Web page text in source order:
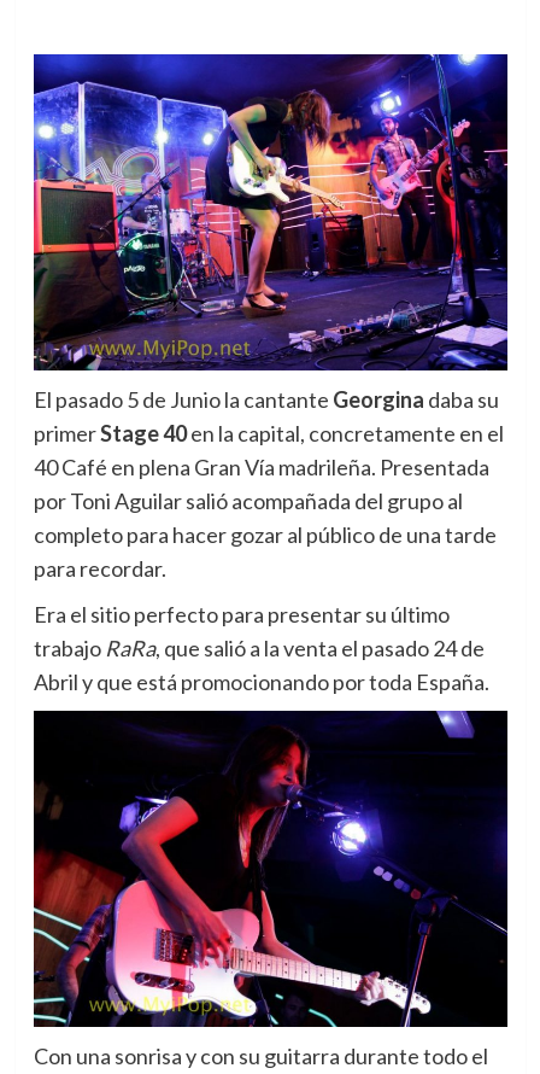
El pasado 5 de Junio la cantante Georgina daba su
primerStage 40en la capital, concretamente en el
40 Café en plena Gran Vía madrileña. Presentada
por Toni Aguilar salió acompañada del grupo al
completo para hacer gozar al público de una tarde
para recordar.
Era el sitio perfecto para presentar su último
trabajo RaRa, que salió a la venta el pasado 24 de
Abril y que está promocionando por toda España.
Con una sonrisa y con su guitarra durante todo el